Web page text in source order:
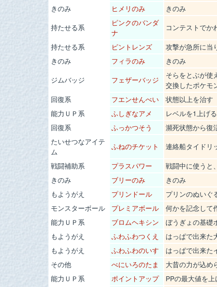
きのみ
ヒメリのみ
きのみ
持たせる系
ピンクのバンダ
ナ
コンテストでか
持たせる系
ピントレンズ
攻撃が急所に当
きのみ
フィラのみ
きのみ
ジムバッジ
フェザーバッジ
そらをとぶが使
交換したポケモ
回復系
フエンせんべい
状態以上を治す
能力ＵＰ系
ふしぎなアメ
レベルを1上げる
回復系
ふっかつそう
瀕死状態から復
たいせつなアイテ
ム
ふねのチケット
連絡船タイドリ
戦闘補助系
プラスパワー
戦闘中に使うと
きのみ
ブリーのみ
きのみ
もようがえ
プリンドール
プリンのぬいぐ
モンスターボール
プレミアボール
何かを記念して
能力ＵＰ系
ブロムヘキシン
ぼうぎょの基礎
もようがえ
ふわふわつくえ
はっぱで出来た
もようがえ
ふわふわのいす
はっぱで出来た
その他
べにいろのたま
大昔の力が込め
能力ＵＰ系
ポイントアップ
PPの最大値を